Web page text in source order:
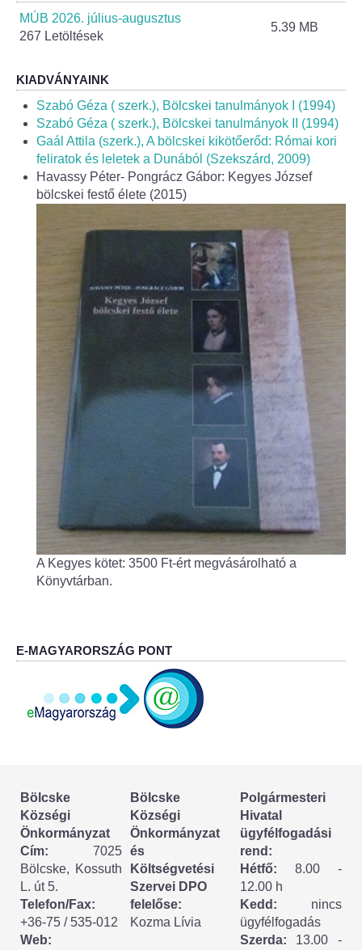
Bölcskei Mesevár Óvoda és Bölcsőde
Óvodakert
Egészségügy
Háziorvos
Gyermekorvos
Fogorvos
Védőnői szolgálat
Központi orvosi ügyelet
Alapszolgáltatási Központ
Kultúra
IKSZT - Integrált Közösségi és Szolgáltató Tér
Rendezvényház
Rákóczi Mozi
TESTVÉRTELEPÜLÉSÜNK:
Választási szervek
Választási ügyintézés
2024. évi általános választások
MÚB 2026. július-augusztus
267 Letöltések
5.39 MB
KIADVÁNYAINK
Szabó Géza ( szerk.), Bölcskei tanulmányok I (1994)
Szabó Géza ( szerk.), Bölcskei tanulmányok II (1994)
Gaál Attila (szerk.), A bölcskei kikötőerőd: Római kori
feliratok és leletek a Dunából (Szekszárd, 2009)
Havassy Péter- Pongrácz Gábor: Kegyes József
bölcskei festő élete (2015)
A Kegyes kötet: 3500 Ft-ért megvásárolható a
Könyvtárban.
E-MAGYARORSZÁG PONT
Bölcske
Községi
Önkormányzat
Cím: 7025
Bölcske, Kossuth
L. út 5.
Telefon/Fax:
+36-75 / 535-012
Web:
Bölcske
Községi
Önkormányzat
és
Költségvetési
Szervei DPO
felelőse:
Kozma Lívia
Polgármesteri
Hivatal
ügyfélfogadási
rend:
Hétfő: 8.00 -
12.00 h
Kedd: nincs
ügyfélfogadás
Szerda: 13.00 -